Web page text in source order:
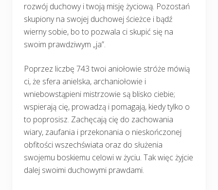
rozwój duchowy i twoją misję życiową. Pozostań
skupiony na swojej duchowej ścieżce i bądź
wierny sobie, bo to pozwala ci skupić się na
swoim prawdziwym „ja”.
Poprzez liczbę 743 twoi aniołowie stróże mówią
ci, że sfera anielska, archaniołowie i
wniebowstąpieni mistrzowie są blisko ciebie;
wspierają cię, prowadzą i pomagają, kiedy tylko o
to poprosisz. Zachęcają cię do zachowania
wiary, zaufania i przekonania o nieskończonej
obfitości wszechświata oraz do służenia
swojemu boskiemu celowi w życiu. Tak więc żyjcie
dalej swoimi duchowymi prawdami.